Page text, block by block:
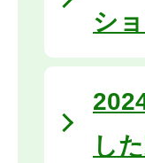
シ
し